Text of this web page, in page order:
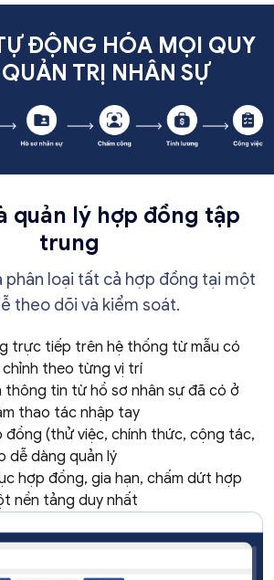
ĐỘNG HÓA MỌI QUY
TRỊ NHÂN SỰ
quản lý hợp đồng tập
trung
phân loại tất cả hợp đồng tại một
theo dõi và kiểm soát.
trực tiếp trên hệ thống từ mẫu có
theo từng vị trí
thông tin từ hồ sơ nhân sự đã có ở
thao tác nhập tay
đồng (thử việc, chính thức, cộng tác,
dễ dàng quản lý
hợp đồng, gia hạn, chấm dứt hợp
nền tảng duy nhất